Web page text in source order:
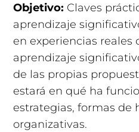
Objetivo: Claves
aprendizaje
en experiencias reales
aprendizaje
de las propias
estará en qué ha
estrategias, formas de
organizativas.